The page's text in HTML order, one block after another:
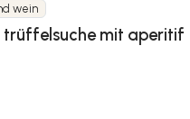
wein
trüffelsuche mit aperitif